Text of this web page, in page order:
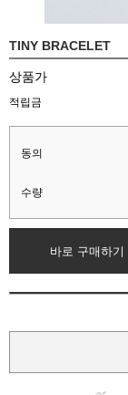
TINY BRACELET
상품가
적립금
동의
수량
바로 구매하기